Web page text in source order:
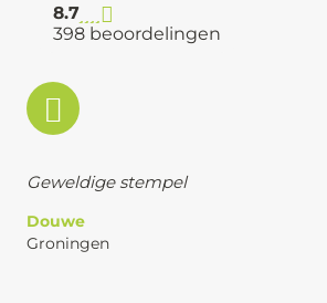
8.7
398 beoordelingen
Geweldige stempel
Douwe
Groningen